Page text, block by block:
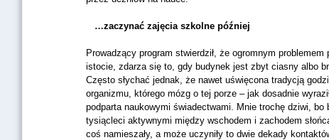
…zaczynać zajęcia szkolne później
Prowadzący program stwierdził, że ogromnym
istocie, zdarza się to, gdy budynek jest zbyt ciasny albo
Często słychać jednak, że nawet uświęcona tradycją
organizmu, którego mózg o tej porze – jak dosadnie
podparta naukowymi świadectwami. Mnie trochę dziwi,
tysiącleci aktywnymi między wschodem i zachodem
coś namieszały, a może uczyniły to dwie dekady